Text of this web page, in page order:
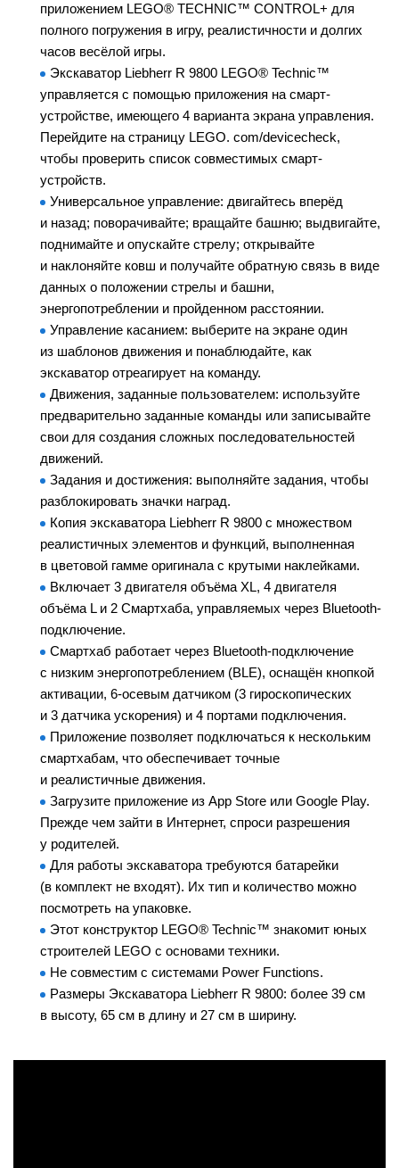
приложением LEGO® TECHNIC™ CONTROL+ для
полного погружения в игру, реалистичности и долгих
часов весёлой игры.
Экскаватор Liebherr R 9800 LEGO® Technic™
управляется с помощью приложения на смарт-
устройстве, имеющего 4 варианта экрана управления.
Перейдите на страницу LEGO. com/devicecheck,
чтобы проверить список совместимых смарт-
устройств.
Универсальное управление: двигайтесь вперёд
и назад; поворачивайте; вращайте башню; выдвигайте,
поднимайте и опускайте стрелу; открывайте
и наклоняйте ковш и получайте обратную связь в виде
данных о положении стрелы и башни,
энергопотреблении и пройденном расстоянии.
Управление касанием: выберите на экране один
из шаблонов движения и понаблюдайте, как
экскаватор отреагирует на команду.
Движения, заданные пользователем: используйте
предварительно заданные команды или записывайте
свои для создания сложных последовательностей
движений.
Задания и достижения: выполняйте задания, чтобы
разблокировать значки наград.
Копия экскаватора Liebherr R 9800 с множеством
реалистичных элементов и функций, выполненная
в цветовой гамме оригинала с крутыми наклейками.
Включает 3 двигателя объёма XL, 4 двигателя
объёма L и 2 Смартхаба, управляемых через Bluetooth-
подключение.
Смартхаб работает через Bluetooth-подключение
с низким энергопотреблением (BLE), оснащён кнопкой
активации, 6-осевым датчиком (3 гироскопических
и 3 датчика ускорения) и 4 портами подключения.
Приложение позволяет подключаться к нескольким
смартхабам, что обеспечивает точные
и реалистичные движения.
Загрузите приложение из App Store или Google Play.
Прежде чем зайти в Интернет, спроси разрешения
у родителей.
Для работы экскаватора требуются батарейки
(в комплект не входят). Их тип и количество можно
посмотреть на упаковке.
Этот конструктор LEGO® Technic™ знакомит юных
строителей LEGO с основами техники.
Не совместим с системами Power Functions.
Размеры Экскаватора Liebherr R 9800: более 39 см
в высоту, 65 см в длину и 27 см в ширину.